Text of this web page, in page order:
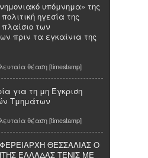
υπόμνημα» της
ηγεσία της
των
πριν τα εγκαίνια της
θέαση [timestamp]
για τη μη Έγκριση
Τμημάτων
θέαση [timestamp]
ΘΕΣΣΑΛΙΑΣ Ο
ΕΛΛΑΔΑΣ ΤΕΝΙΣ ΜΕ